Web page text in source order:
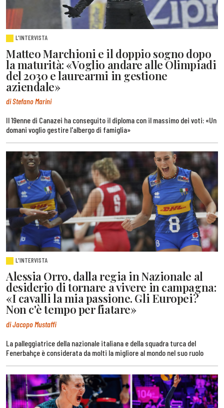
L'INTERVISTA
Matteo Marchioni e il doppio sogno dopo
la maturità: «Voglio andare alle Olimpiadi
del 2030 e laurearmi in gestione
aziendale»
di Stefano Marini
Il 19enne di Canazei ha conseguito il diploma con il massimo dei voti: «Un
domani voglio gestire l'albergo di famiglia»
L'INTERVISTA
Alessia Orro, dalla regia in Nazionale al
desiderio di tornare a vivere in campagna:
«I cavalli la mia passione. Gli Europei?
Non c'è tempo per fiatare»
di Jacopo Mustaffi
La palleggiatrice della nazionale italiana e della squadra turca del
Fenerbahçe è considerata da molti la migliore al mondo nel suo ruolo